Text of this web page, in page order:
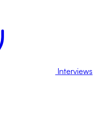
Interviews